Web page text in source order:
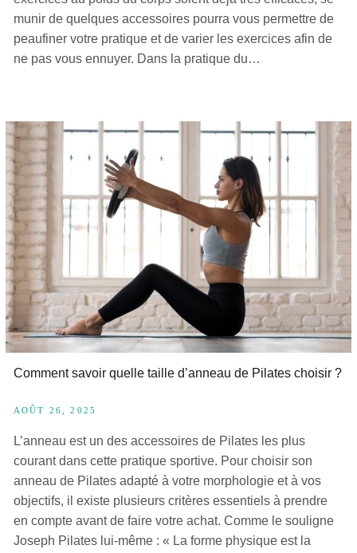
munir de quelques accessoires pourra vous permettre de
peaufiner votre pratique et de varier les exercices afin de
ne pas vous ennuyer. Dans la pratique du…
Comment savoir quelle taille d’anneau de Pilates choisir ?
AOÛT 26, 2025
L’anneau est un des accessoires de Pilates les plus
courant dans cette pratique sportive. Pour choisir son
anneau de Pilates adapté à votre morphologie et à vos
objectifs, il existe plusieurs critères essentiels à prendre
en compte avant de faire votre achat. Comme le souligne
Joseph Pilates lui-même : « La forme physique est la